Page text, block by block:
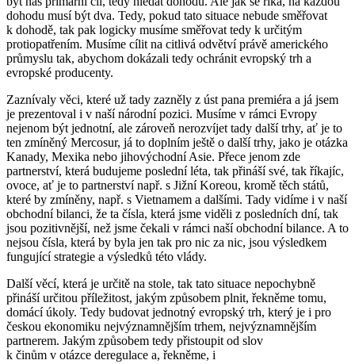
dohodu musí být dva. Tedy, pokud tato situace nebude směřovat
k dohodě, tak pak logicky musíme směřovat tedy k určitým
protiopatřením. Musíme cílit na citlivá odvětví právě amerického
průmyslu tak, abychom dokázali tedy ochránit evropský trh a
evropské producenty.
Zaznívaly věci, které už tady zazněly z úst pana premiéra a já jsem
je prezentoval i v naší národní pozici. Musíme v rámci Evropy
nejenom být jednotní, ale zároveň nerozvíjet tady další trhy, ať je to
ten zmíněný Mercosur, já to doplním ještě o další trhy, jako je otázka
Kanady, Mexika nebo jihovýchodní Asie. Přece jenom zde
partnerství, která budujeme poslední léta, tak přináší své, tak říkajíc,
ovoce, ať je to partnerství např. s Jižní Koreou, kromě těch států,
které by zmíněny, např. s Vietnamem a dalšími. Tady vidíme i v naší
obchodní bilanci, že ta čísla, která jsme viděli z posledních dní, tak
jsou pozitivnější, než jsme čekali v rámci naší obchodní bilance. A to
nejsou čísla, která by byla jen tak pro nic za nic, jsou výsledkem
fungující strategie a výsledků této vlády.
Další věcí, která je určitě na stole, tak tato situace nepochybně
přináší určitou příležitost, jakým způsobem plnit, řekněme tomu,
domácí úkoly. Tedy budovat jednotný evropský trh, který je i pro
českou ekonomiku nejvýznamnějším trhem, nejvýznamnějším
partnerem. Jakým způsobem tedy přistoupit od slov
k činům v otázce deregulace a, řekněme, i